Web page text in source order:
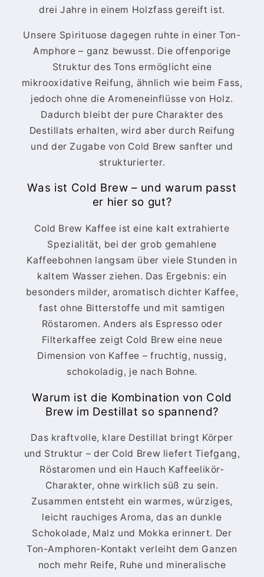
drei Jahre in einem Holzfass gereift ist.
Unsere Spirituose dagegen ruhte in einer Ton-
Amphore – ganz bewusst. Die offenporige
Struktur des Tons ermöglicht eine
mikrooxidative Reifung, ähnlich wie beim Fass,
jedoch ohne die Aromeneinflüsse von Holz.
Dadurch bleibt der pure Charakter des
Destillats erhalten, wird aber durch Reifung
und der Zugabe von Cold Brew sanfter und
strukturierter.
Was ist Cold Brew – und warum passt
er hier so gut?
Cold Brew Kaffee ist eine kalt extrahierte
Spezialität, bei der grob gemahlene
Kaffeebohnen langsam über viele Stunden in
kaltem Wasser ziehen. Das Ergebnis: ein
besonders milder, aromatisch dichter Kaffee,
fast ohne Bitterstoffe und mit samtigen
Röstaromen. Anders als Espresso oder
Filterkaffee zeigt Cold Brew eine neue
Dimension von Kaffee – fruchtig, nussig,
schokoladig, je nach Bohne.
Warum ist die Kombination von Cold
Brew im Destillat so spannend?
Das kraftvolle, klare Destillat bringt Körper
und Struktur – der Cold Brew liefert Tiefgang,
Röstaromen und ein Hauch Kaffeelikör-
Charakter, ohne wirklich süß zu sein.
Zusammen entsteht ein warmes, würziges,
leicht rauchiges Aroma, das an dunkle
Schokolade, Malz und Mokka erinnert. Der
Ton-Amphoren-Kontakt verleiht dem Ganzen
noch mehr Reife, Ruhe und mineralische